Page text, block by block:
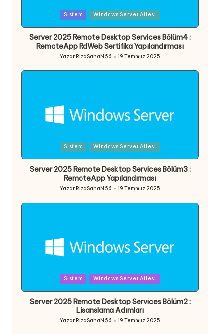
Sistem Windows Server Ailesi
Server 2025 Remote Desktop Services Bölüm4 :
RemoteApp RdWeb Sertifika Yapılandırması
Posted
by
Yazar RizaSahaN66 19 Temmuz 2025
Sistem Windows Server Ailesi
Server 2025 Remote Desktop Services Bölüm3 :
RemoteApp Yapılandırması
Posted
Yazar RizaSahaN66 19 Temmuz 2025
Sistem Windows Server Ailesi
Server 2025 Remote Desktop Services Bölüm2 :
Lisanslama Adımları
Posted
Yazar RizaSahaN66 19 Temmuz 2025